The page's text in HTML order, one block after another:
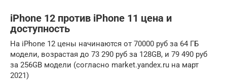
iPhone 12 против iPhone 11 цена и
доступность
На iPhone 12 цены начинаются от 70000 руб за 64 ГБ
модели, возрастая до 73 290 руб за 128GB, и 79 490 руб
за 256GB модели (согласно market.yandex.ru на март
2021)